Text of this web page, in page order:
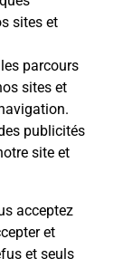
sites et
parcours
sites et
publicités
site et
acceptez
et
et seuls
?
la 5G